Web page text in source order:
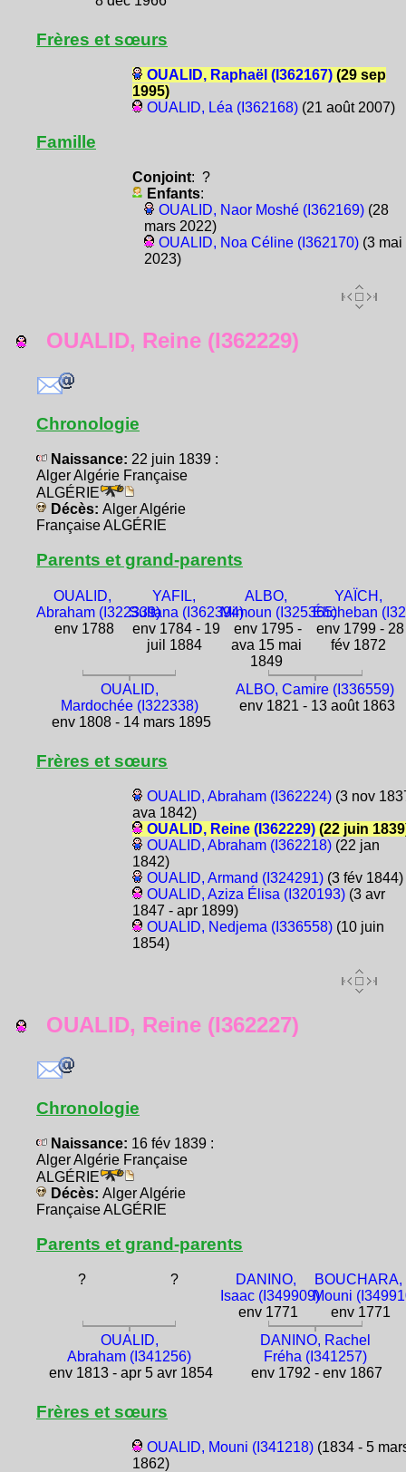
Frères et sœurs
OUALID, Raphaël (I362167)(29 sep
1995)
OUALID, Léa (I362168)(21 août 2007)
Famille
Conjoint: ?
Enfants:
OUALID, Naor Moshé (I362169)(28
mars 2022)
OUALID, Noa Céline (I362170)(3 mai
2023)
OUALID, Reine (I362229)
Chronologie
Naissance: 22 juin 1839 :
Alger Algérie Française
ALGÉRIE
Décès: Alger Algérie
Française ALGÉRIE
Parents et grand-parents
OUALID,
Abraham (I322339)
env 1788
YAFIL,
Sultana (I362394)
env 1784 - 19
juil 1884
ALBO,
Mimoun (I325365)
env 1795 -
ava 15 mai
1849
YAÏCH,
Élicheban
env 1799 - 28
fév 1872
OUALID,
Mardochée (I322338)
env 1808 - 14 mars 1895
ALBO, Camire (I336559)
env 1821 - 13 août 1863
Frères et sœurs
OUALID, Abraham (I362224)(3 nov
ava 1842)
OUALID, Reine (I362229)(22 juin
OUALID, Abraham (I362218)(22 jan
1842)
OUALID, Armand (I324291)(3 fév 1844)
OUALID, Aziza Élisa (I320193)(3 avr
1847 - apr 1899)
OUALID, Nedjema (I336558)(10 juin
1854)
OUALID, Reine (I362227)
Chronologie
Naissance: 16 fév 1839 :
Alger Algérie Française
ALGÉRIE
Décès: Alger Algérie
Française ALGÉRIE
Parents et grand-parents
? ?
DANINO,
Isaac (I349909)
env 1771
BOUCHARA,
Mouni
env 1771
OUALID,
Abraham (I341256)
env 1813 - apr 5 avr 1854
DANINO, Rachel
Fréha (I341257)
env 1792 - env 1867
Frères et sœurs
OUALID, Mouni (I341218)(1834 - 5
1862)